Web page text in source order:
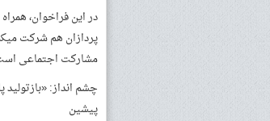
در این فراخوان،
پردازان هم شرکت
مشارکت اجتماعی
چشم­ انداز:
پیشین